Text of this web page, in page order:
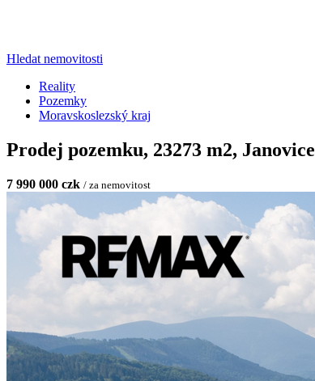
Hledat nemovitosti
Reality
Pozemky
Moravskoslezský kraj
Prodej pozemku, 23273 m2, Janovice
7 990 000 czk / za nemovitost